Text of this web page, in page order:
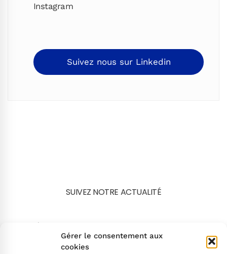
Gérer le consentement aux
cookies
Instagram
Suivez nous sur Linkedin
SUIVEZ NOTRE ACTUALITÉ
Search